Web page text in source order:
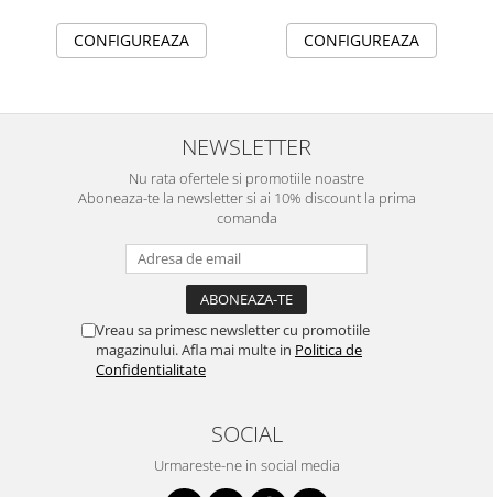
CONFIGUREAZA CONFIGUREAZA
NEWSLETTER
Nu rata ofertele si promotiile noastre
Aboneaza-te la newsletter si ai 10% discount la prima
comanda
Vreau sa primesc newsletter cu promotiile
magazinului. Afla mai multe in Politica de
Confidentialitate
SOCIAL
Urmareste-ne in social media